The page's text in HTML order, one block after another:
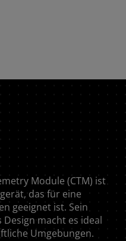
Module (CTM) ist
das für eine
geeignet ist. Sein
macht es ideal
Umgebungen.